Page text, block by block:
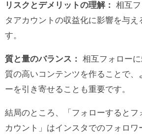
リスクとデメリットの理解： 相互
タアカウントの収益化に影響を与え
す。
質と量のバランス： 相互フォローに
質の高いコンテンツを作ることで、
ーを引き寄せることも重要です。
結局のところ、「フォローするとフ
カウント」はインスタでのフォロ